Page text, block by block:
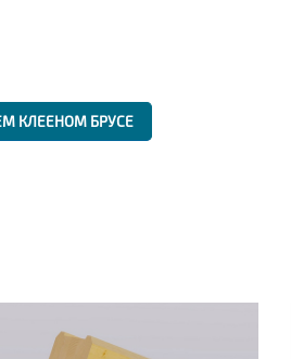
КЛЕЕНОМ БРУСЕ